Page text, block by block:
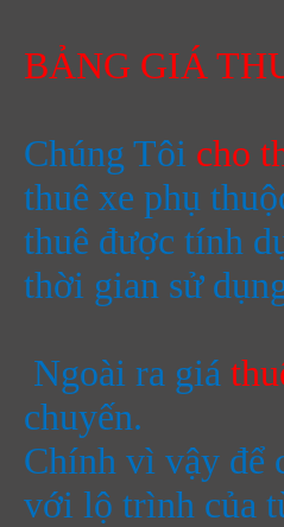
BẢNG GIÁ
Chúng Tôi cho
thuê xe phụ
thuê được tính
thời gian sử
Ngoài ra giá
chuyến.
Chính vì vậy để
với lộ trình của